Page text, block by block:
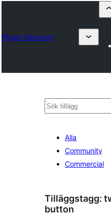
Plugin Directory
Sök
Alla
Community
Commercial
Tilläggstagg:
button